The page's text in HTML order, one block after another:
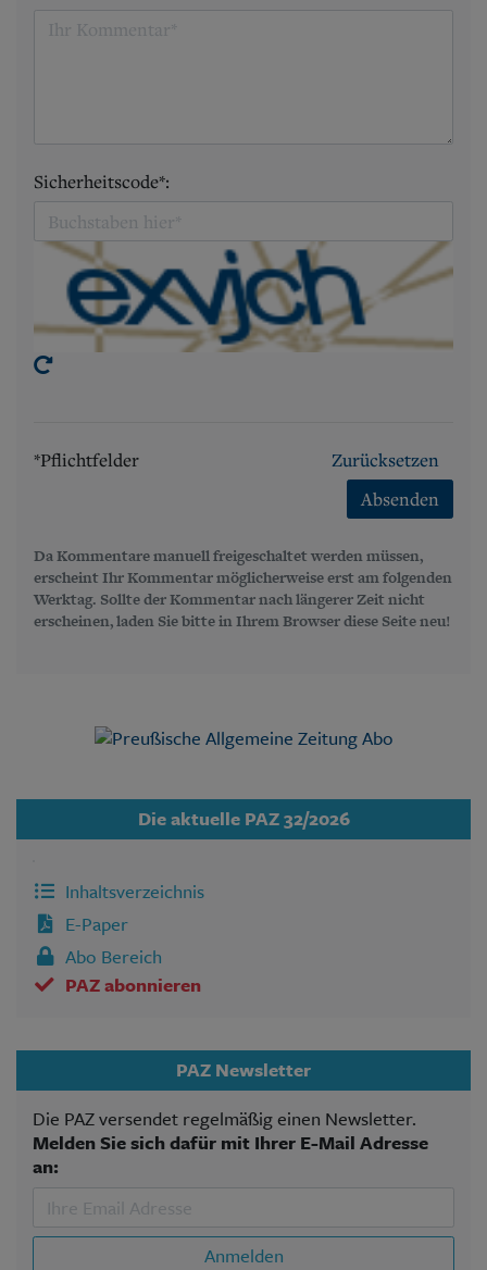
Sicherheitscode*:
*Pflichtfelder
Zurücksetzen
Absenden
Da Kommentare manuell freigeschaltet werden müssen,
erscheint Ihr Kommentar möglicherweise erst am folgenden
Werktag. Sollte der Kommentar nach längerer Zeit nicht
erscheinen, laden Sie bitte in Ihrem Browser diese Seite neu!
Die aktuelle PAZ 32/2026
Inhaltsverzeichnis
E-Paper
Abo Bereich
PAZ abonnieren
PAZ Newsletter
Die PAZ versendet regelmäßig einen Newsletter.
Melden Sie sich dafür mit Ihrer E-Mail Adresse
an:
Anmelden